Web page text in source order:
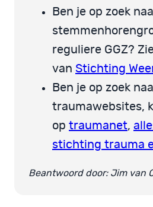
Ben je op zoek
reguliere GGZ?
van Stichting
Ben je op zoek
traumawebsites,
op traumanet,
stichting trauma
Beantwoord door: Jim van